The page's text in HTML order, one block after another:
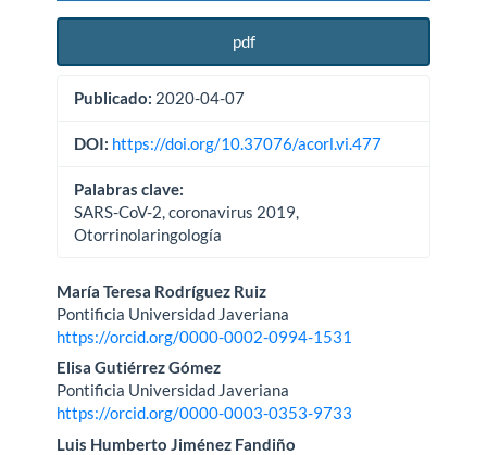
pdf
Publicado: 2020-04-07
DOI: https://doi.org/10.37076/acorl.vi.477
Palabras clave:
SARS-CoV-2, coronavirus 2019,
Otorrinolaringología
Contenido
principal
del
artículo
María Teresa Rodríguez Ruiz
Pontificia Universidad Javeriana
https://orcid.org/0000-0002-0994-1531
Elisa Gutiérrez Gómez
Pontificia Universidad Javeriana
https://orcid.org/0000-0003-0353-9733
Luis Humberto Jiménez Fandiño